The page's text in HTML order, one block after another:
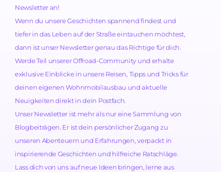
Newsletter an!
Wenn du unsere Geschichten spannend findest und
tiefer in das Leben auf der Straße eintauchen möchtest,
dann ist unser Newsletter genau das Richtige für dich.
Werde Teil unserer Offroad-Community und erhalte
exklusive Einblicke in unsere Reisen, Tipps und Tricks für
deinen eigenen Wohnmobilausbau und aktuelle
Neuigkeiten direkt in dein Postfach.
Unser Newsletter ist mehr als nur eine Sammlung von
Blogbeiträgen. Er ist dein persönlicher Zugang zu
unseren Abenteuern und Erfahrungen, verpackt in
inspirierende Geschichten und hilfreiche Ratschläge.
Lass dich von uns auf neue Ideen bringen, lerne aus